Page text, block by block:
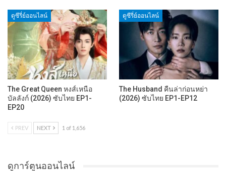
ดูซีรี่ย์ออนไลน์
The Great Queen หงส์เหนือ
บัลลังก์ (2026) ซับไทย EP1-
EP20
ดูซีรี่ย์ออนไลน์
The Husband คืนล่าก่อนหย่า
(2026) ซับไทย EP1-EP12
PREV NEXT 1 of 1,656
ดูการ์ตูนออนไลน์